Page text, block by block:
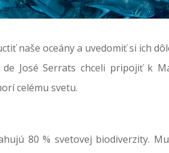
naše oceány a uvedomiť si ich
José Serrats chceli pripojiť k
celému svetu.
80 % svetovej biodiverzity.